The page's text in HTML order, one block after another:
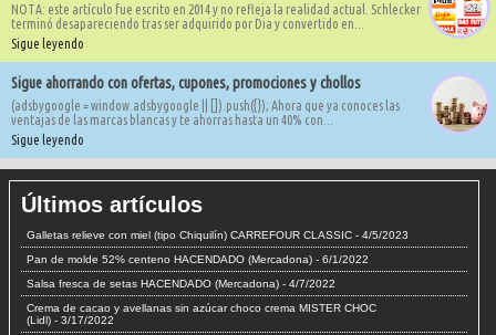
NOTA: este artículo fue escrito en 2014 y no refleja la realidad actual. Schlecker
terminó desapareciendo tras ser adquirido por Dia y convertido en...
Sigue leyendo
Sigue ahorrando con ofertas, cupones, promociones y chollos
(adsbygoogle = window.adsbygoogle || []).push({}); Ahora que ya conoces las
ventajas de las marcas blancas y te ahorras hasta un 40% con...
Sigue leyendo
Últimos artículos
Galletas relieve con miel (tipo Chiquilín) CARREFOUR CLASSIC - 4/5/2023
Pan de molde 52% centeno HACENDADO (Mercadona) - 6/1/2022
Salsa fresca de setas HACENDADO (Mercadona) - 4/7/2022
Crema de cacao y avellanas sin azúcar choco crema MISTER CHOC
(Lidl) - 3/17/2022